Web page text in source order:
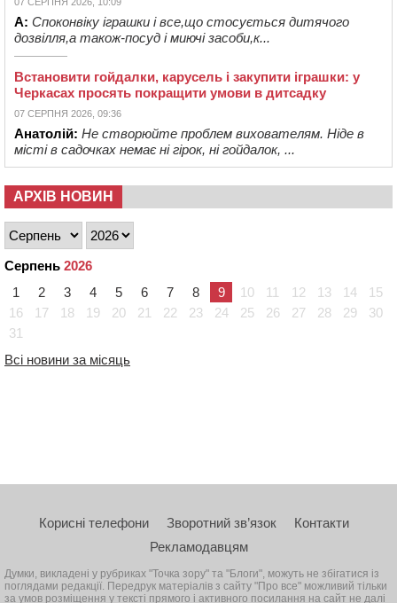
А: Споконвіку іграшки і все,що стосується дитячого
дозвілля,а також-посуд і миючі засоби,к...
Встановити гойдалки, карусель і закупити іграшки: у
Черкасах просять покращити умови в дитсадку
07 СЕРПНЯ 2026, 09:36
Анатолій: Не створюйте проблем вихователям. Ніде в
місті в садочках немає ні гірок, ні гойдалок, ...
АРХІВ НОВИН
Серпень 2026
1
2 3 4 5 6 7 8 9 10 11 12 13 14
15
16
17 18 19 20 21 22 23 24 25 26 27 28 29
30
31
Всі новини за місяць
Корисні телефони Зворотний зв’язок
Контакти
Рекламодавцям
Думки, викладені у рубриках "Точка зору" та "Блоги", можуть не збігатися із
поглядами редакції. Передрук матеріалів з сайту "Про все" можливий тільки
за умов розміщення у тексті прямого і активного посилання на сайт не далі